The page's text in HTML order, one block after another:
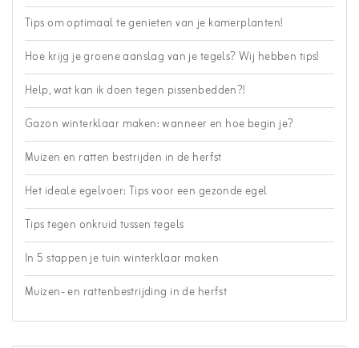
Tips om optimaal te genieten van je kamerplanten!
Hoe krijg je groene aanslag van je tegels? Wij hebben tips!
Help, wat kan ik doen tegen pissenbedden?!
Gazon winterklaar maken: wanneer en hoe begin je?
Muizen en ratten bestrijden in de herfst
Het ideale egelvoer: Tips voor een gezonde egel
Tips tegen onkruid tussen tegels
In 5 stappen je tuin winterklaar maken
Muizen- en rattenbestrijding in de herfst